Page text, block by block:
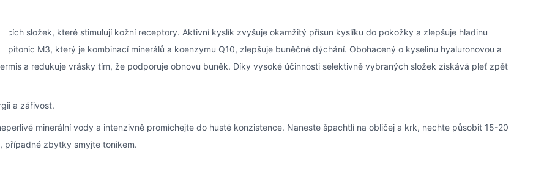
složek, které stimulují kožní receptory. Aktivní kyslík zvyšuje okamžitý přísun kyslíku do pokožky a zlepšuje hladinu
M3, který je kombinací minerálů a koenzymu Q10, zlepšuje buněčné dýchání. Obohacený o kyselinu hyaluronovou a
a redukuje vrásky tím, že podporuje obnovu buněk. Díky vysoké účinnosti selektivně vybraných složek získává pleť zpět
a zářivost.
minerální vody a intenzivně promíchejte do husté konzistence. Naneste špachtlí na obličej a krk, nechte působit 15-20
případné zbytky smyjte tonikem.